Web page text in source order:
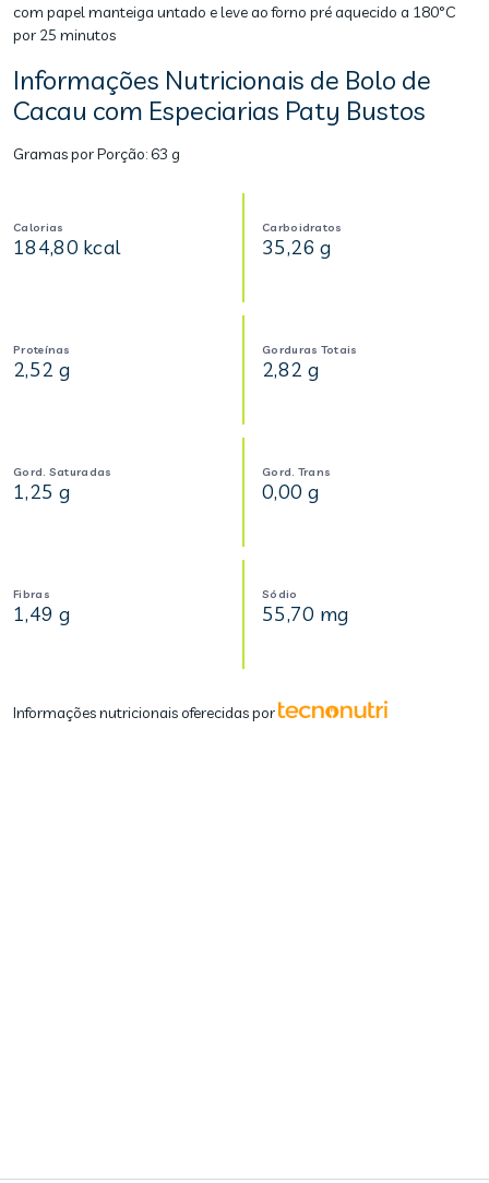
com papel manteiga untado e leve ao forno pré aquecido a 180°C
por 25 minutos
Informações Nutricionais de Bolo de
Cacau com Especiarias Paty Bustos
Gramas por Porção:63 g
Calorias
184,80 kcal
Carboidratos
35,26 g
Proteínas
2,52 g
Gorduras Totais
2,82 g
Gord. Saturadas
1,25 g
Gord. Trans
0,00 g
Fibras
1,49 g
Sódio
55,70 mg
Informações nutricionais oferecidas por